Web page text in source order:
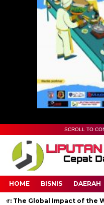
SCROLL TO
HOME BISNIS DAERAH
The Global Impact of the